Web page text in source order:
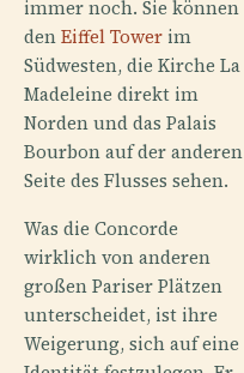
immer noch. Sie können
denEiffel Tower im
Südwesten, die Kirche La
Madeleine direkt im
Norden und das Palais
Bourbon auf der anderen
Seite des Flusses sehen.
Was die Concorde
wirklich von anderen
großen Pariser Plätzen
unterscheidet, ist ihre
Weigerung, sich auf eine